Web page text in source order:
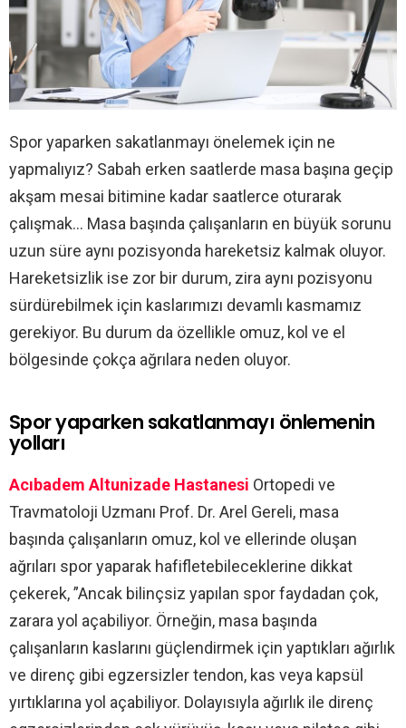
Spor yaparken sakatlanmayı önelemek için ne
yapmalıyız? Sabah erken saatlerde masa başına geçip
akşam mesai bitimine kadar saatlerce oturarak
çalışmak… Masa başında çalışanların en büyük sorunu
uzun süre aynı pozisyonda hareketsiz kalmak oluyor.
Hareketsizlik ise zor bir durum, zira aynı pozisyonu
sürdürebilmek için kaslarımızı devamlı kasmamız
gerekiyor. Bu durum da özellikle omuz, kol ve el
bölgesinde çokça ağrılara neden oluyor.
Spor yaparken sakatlanmayı önlemenin
yolları
Acıbadem Altunizade Hastanesi Ortopedi ve
Travmatoloji Uzmanı Prof. Dr. Arel Gereli, masa
başında çalışanların omuz, kol ve ellerinde oluşan
ağrıları spor yaparak hafifletebileceklerine dikkat
çekerek, ”Ancak bilinçsiz yapılan spor faydadan çok,
zarara yol açabiliyor. Örneğin, masa başında
çalışanların kaslarını güçlendirmek için yaptıkları ağırlık
ve direnç gibi egzersizler tendon, kas veya kapsül
yırtıklarına yol açabiliyor. Dolayısıyla ağırlık ile direnç